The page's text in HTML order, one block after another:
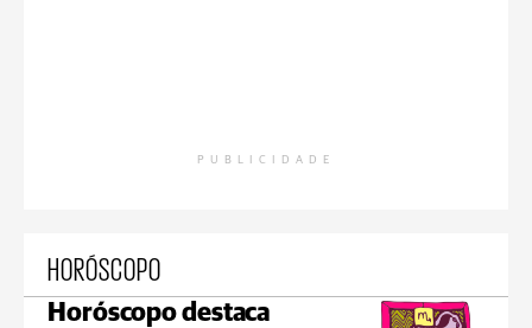
PUBLICIDADE
HORÓSCOPO
Horóscopo destaca